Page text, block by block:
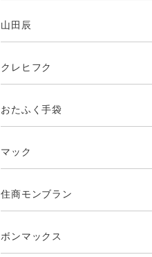
山田辰
クレヒフク
おたふく手袋
マック
住商モンブラン
ボンマックス